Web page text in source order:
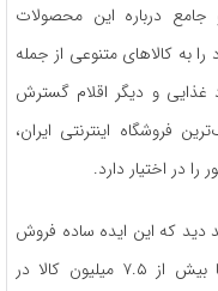
جامع درباره این محصولات
به کالاهای متنوعی از جمله
غذایی و دیگر اقلام گسترش
فروشگاه اینترنتی ایران،
دید که این ایده ساده فروش
محصولات دیجیتال، اکنون به بازاری بزرگ با بیش از ۷.۵ میلیون کالا در